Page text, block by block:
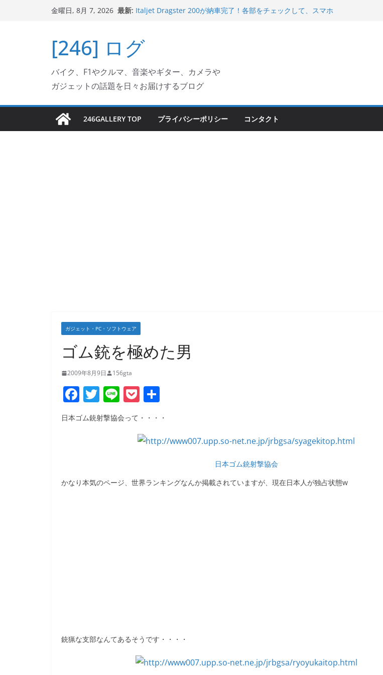
キ
プ
金曜日, 8月 7, 2026 最新: Italjet Dragster 200が納車完了！各部をチェックして、スマホ
Ken Block 逝去
岩手県奥州市へのふるさと納税で KGR HARMONY 南部鉄器エ
Italjet Dragster 200のフロントISSサスの動きが判ったらコーナ
リングが楽しくなった
[246] ログ
バイク、F1やクルマ、音楽やギター、カメラや
ガジェットの話題を日々お届けするブログ
246GALLERY TOP プライバシーポリシー コンタクト
ガジェット・PC・ソフトウェア
ゴム銃を極めた男
2009年8月9日 156gta
F
a
c
o
o
T
w
itt
Li
n
e
P
et
日本ゴム銃射撃協会って・・・・
日本ゴム銃射撃協会
かなり本気のページ、世界ランキングなんか掲載されていますが、現在日本人が独占状態w
銃猟な支部なんてあるそうです・・・・